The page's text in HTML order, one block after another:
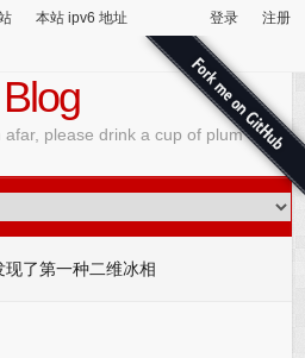
本站 ipv6 地址 登录 注册
please drink a cup of plum wine
现了第一种二维冰相